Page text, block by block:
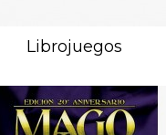
Librojuegos